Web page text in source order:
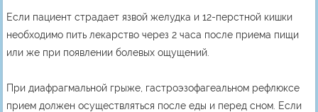
Если пациент страдает язвой желудка и 12-перстной кишки
необходимо пить лекарство через 2 часа после приема пищи
или же при появлении болевых ощущений.
При диафрагмальной грыже, гастроэзофагеальном рефлюксе
прием должен осуществляться после еды и перед сном. Если